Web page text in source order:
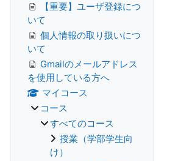
【重要】ユーザ登録につ
いて
個人情報の取り扱いにつ
いて
Gmailのメールアドレス
を使用している方へ
マイコース
コース
すべてのコース
授業（学部学生向
け）